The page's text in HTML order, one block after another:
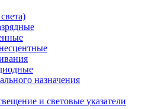
назначения
и световые указатели